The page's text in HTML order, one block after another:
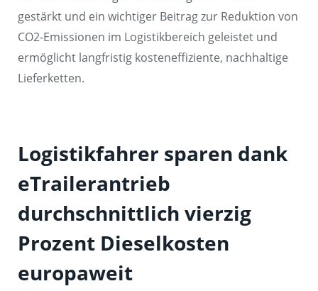
gestärkt und ein wichtiger Beitrag zur Reduktion von
CO2-Emissionen im Logistikbereich geleistet und
ermöglicht langfristig kosteneffiziente, nachhaltige
Lieferketten.
Logistikfahrer sparen dank
eTrailerantrieb
durchschnittlich vierzig
Prozent Dieselkosten
europaweit